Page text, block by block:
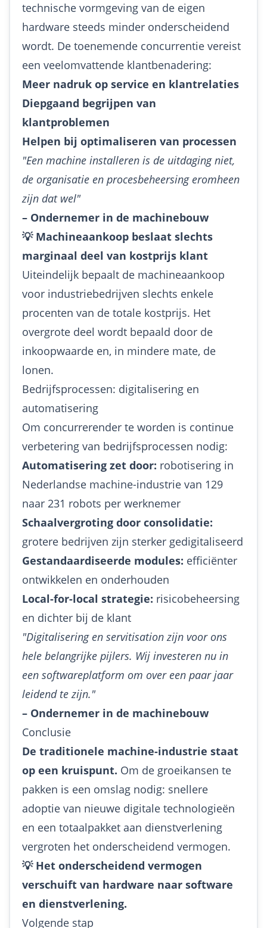
technische vormgeving van de eigen
hardware steeds minder onderscheidend
wordt. De toenemende concurrentie vereist
een veelomvattende klantbenadering:
Meer nadruk op service en klantrelaties
Diepgaand begrijpen van
klantproblemen
Helpen bij optimaliseren van processen
"Een machine installeren is de uitdaging niet,
de organisatie en procesbeheersing eromheen
zijn dat wel"
– Ondernemer in de machinebouw
💡 Machineaankoop beslaat slechts
marginaal deel van kostprijs klant
Uiteindelijk bepaalt de machineaankoop
voor industriebedrijven slechts enkele
procenten van de totale kostprijs. Het
overgrote deel wordt bepaald door de
inkoopwaarde en, in mindere mate, de
lonen.
Bedrijfsprocessen: digitalisering en
automatisering
Om concurrerender te worden is continue
verbetering van bedrijfsprocessen nodig:
Automatisering zet door: robotisering in
Nederlandse machine-industrie van 129
naar 231 robots per werknemer
Schaalvergroting door consolidatie:
grotere bedrijven zijn sterker gedigitaliseerd
Gestandaardiseerde modules: efficiënter
ontwikkelen en onderhouden
Local-for-local strategie: risicobeheersing
en dichter bij de klant
"Digitalisering en servitisation zijn voor ons
hele belangrijke pijlers. Wij investeren nu in
een softwareplatform om over een paar jaar
leidend te zijn."
– Ondernemer in de machinebouw
Conclusie
De traditionele machine-industrie staat
op een kruispunt. Om de groeikansen te
pakken is een omslag nodig: snellere
adoptie van nieuwe digitale technologieën
en een totaalpakket aan dienstverlening
vergroten het onderscheidend vermogen.
💡 Het onderscheidend vermogen
verschuift van hardware naar software
en dienstverlening.
Volgende stap